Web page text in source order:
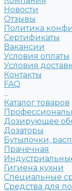
Новости
Отзывы
Политика
Сертификаты
Вакансии
Условия оплаты
Условия
Контакты
FAQ
...
Каталог товаров
Дозирующее
Дозаторы
Бутылочки,
Прачечная
Гигиена кухни
Специальные
Средства для